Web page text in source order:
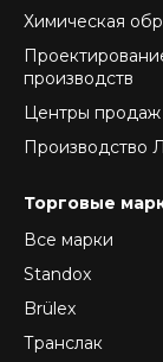
Химическая
производств
Центры
Производство
Торговые
Все марки
Standox
Brülex
Транслак